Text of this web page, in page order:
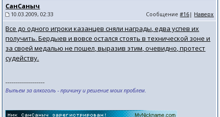
СанСаныч
10.03.2009, 02:33 Сообщение#16 | Наверх
Все до одного игроки казанцев сняли награды, едва успев их
получить. Бердыев и вовсе остался стоять в технической зоне и
за своей медалью не пошел, выразив этим, очевидно, протест
судейству.
--------------------
Выпьем за алкоголь - причину и решение моих проблем.